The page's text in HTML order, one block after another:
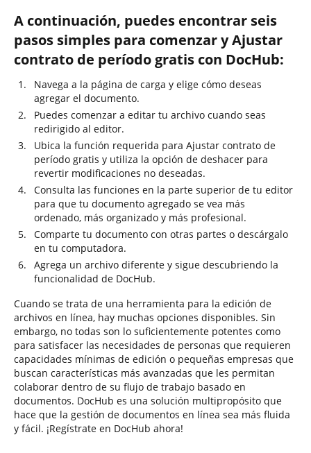
A continuación, puedes encontrar seis
pasos simples para comenzar y Ajustar
contrato de período gratis con DocHub:
Navega a la página de carga y elige cómo deseas
agregar el documento.
Puedes comenzar a editar tu archivo cuando seas
redirigido al editor.
Ubica la función requerida para Ajustar contrato de
período gratis y utiliza la opción de deshacer para
revertir modificaciones no deseadas.
Consulta las funciones en la parte superior de tu editor
para que tu documento agregado se vea más
ordenado, más organizado y más profesional.
Comparte tu documento con otras partes o descárgalo
en tu computadora.
Agrega un archivo diferente y sigue descubriendo la
funcionalidad de DocHub.
Cuando se trata de una herramienta para la edición de
archivos en línea, hay muchas opciones disponibles. Sin
embargo, no todas son lo suficientemente potentes como
para satisfacer las necesidades de personas que requieren
capacidades mínimas de edición o pequeñas empresas que
buscan características más avanzadas que les permitan
colaborar dentro de su flujo de trabajo basado en
documentos. DocHub es una solución multipropósito que
hace que la gestión de documentos en línea sea más fluida
y fácil. ¡Regístrate en DocHub ahora!